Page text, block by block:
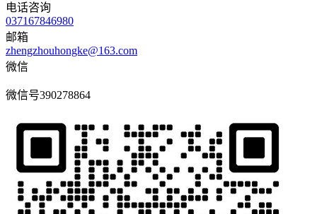
电话咨询
037167846980
邮箱
zhengzhouhongke@163.com
微信
微信号390278864